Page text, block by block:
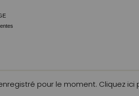
pour le moment. Cliquez ici